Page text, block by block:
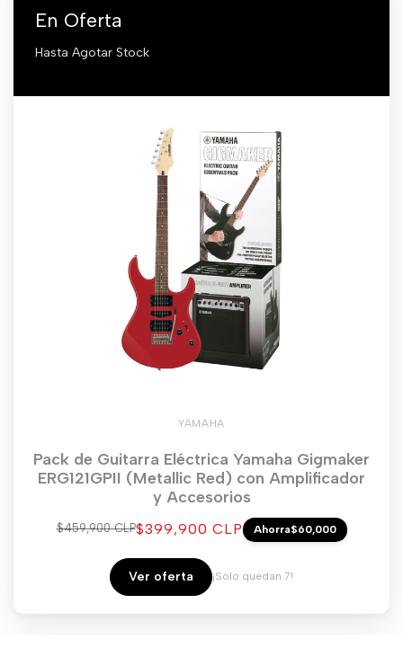
En Oferta
Hasta Agotar Stock
YAMAHA
Pack de Guitarra Eléctrica Yamaha Gigmaker
ERG121GPII (Metallic Red) con Amplificador
y Accesorios
Precio
$459,900 CLPPrecio
venta
$399,900 CLP Ahorra$60,000
Ver oferta ¡Solo quedan 7!